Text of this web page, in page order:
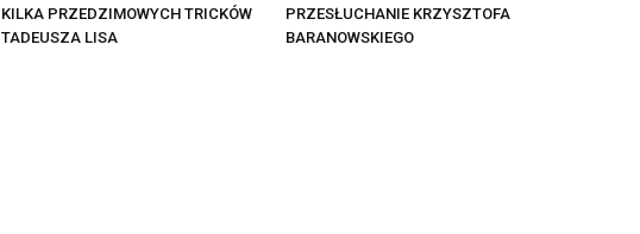
KILKA PRZEDZIMOWYCH TRICKÓW
TADEUSZA LISA
PRZESŁUCHANIE KRZYSZTOFA
BARANOWSKIEGO